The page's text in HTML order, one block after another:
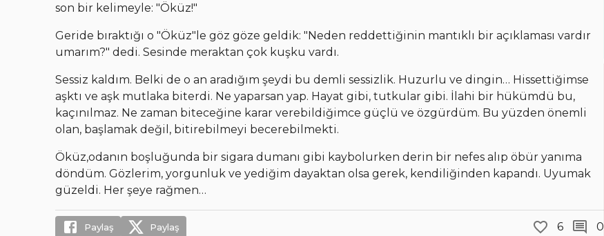
son bir kelimeyle: "Öküz!"
Geride bıraktığı o "Öküz"le göz göze geldik: "Neden reddettiğinin mantıklı bir açıklaması vardır
umarım?" dedi. Sesinde meraktan çok kuşku vardı.
Sessiz kaldım. Belki de o an aradığım şeydi bu demli sessizlik. Huzurlu ve dingin… Hissettiğimse
aşktı ve aşk mutlaka biterdi. Ne yaparsan yap. Hayat gibi, tutkular gibi. İlahi bir hükümdü bu,
kaçınılmaz. Ne zaman biteceğine karar verebildiğimce güçlü ve özgürdüm. Bu yüzden önemli
olan, başlamak değil, bitirebilmeyi becerebilmekti.
Öküz,odanın boşluğunda bir sigara dumanı gibi kaybolurken derin bir nefes alıp öbür yanıma
döndüm. Gözlerim, yorgunluk ve yediğim dayaktan olsa gerek, kendiliğinden kapandı. Uyumak
güzeldi. Her şeye rağmen…
Paylaş Paylaş 6 0